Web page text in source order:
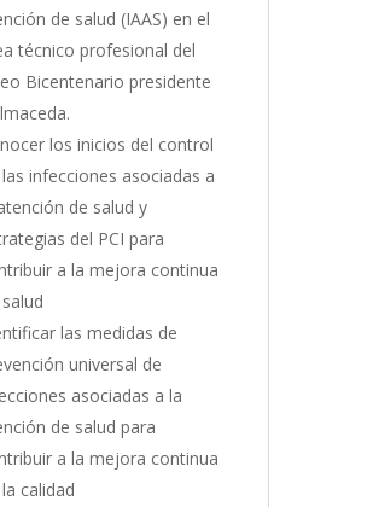
de salud (IAAS) en el
técnico profesional del
Bicentenario presidente
los inicios del control
infecciones asociadas a
de salud y
del PCI para
a la mejora continua
las medidas de
universal de
asociadas a la
de salud para
a la mejora continua
calidad